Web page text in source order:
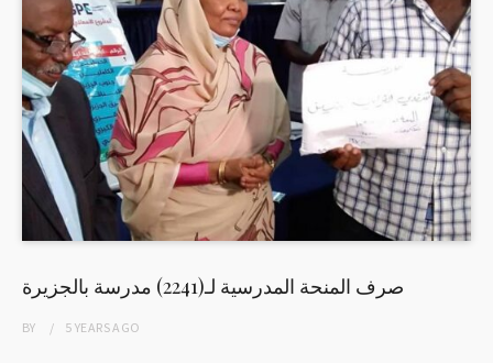
صرف المنحة المدرسية لـ(2241) مدرسة بالجزيرة
BY 5 YEARSAGO